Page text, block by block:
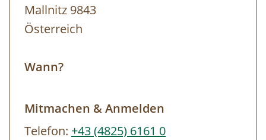
Mallnitz 9843
Österreich
Wann?
Mitmachen & Anmelden
Telefon: +43 (4825) 6161 0